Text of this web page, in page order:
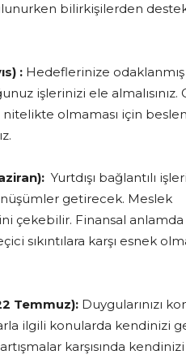
bilirkişilerden
: Hedeflerinize
işlerinizi ele almalısınız.
nitelikte olmaması için
Yurtdışı bağlantılı
getirecek. Meslek
çekebilir. Finansal
sıkıntılara karşı esnek
Temmuz): Duygularınızı
ilgili konularda kendinizi
karşısında